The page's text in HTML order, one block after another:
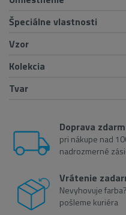
Špeciálne vlastnosti
Vzor
Kolekcia
Tvar
Doprava
pri nákupe nad
nadrozmerné
Vrátenie
Nevyhovuje
pošleme kuriéra